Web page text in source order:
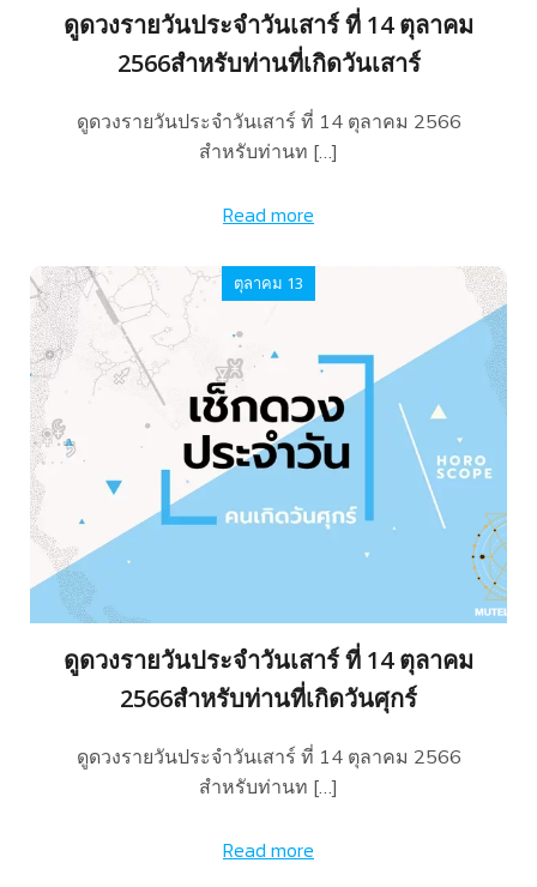
ดูดวงรายวันประจำวันเสาร์ ที่ 14 ตุลาคม
2566สำหรับท่านที่เกิดวันเสาร์
ดูดวงรายวันประจำวันเสาร์ ที่ 14 ตุลาคม 2566
สำหรับท่านท […]
Read more
ตุลาคม 13
ดูดวงรายวันประจำวันเสาร์ ที่ 14 ตุลาคม
2566สำหรับท่านที่เกิดวันศุกร์
ดูดวงรายวันประจำวันเสาร์ ที่ 14 ตุลาคม 2566
สำหรับท่านท […]
Read more